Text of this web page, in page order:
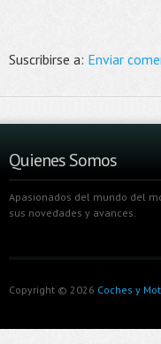
Suscribirse a: Enviar
Quienes Somos
Apasionados del mundo del
sus novedades y avances.
Copyright © 2026 Coches y